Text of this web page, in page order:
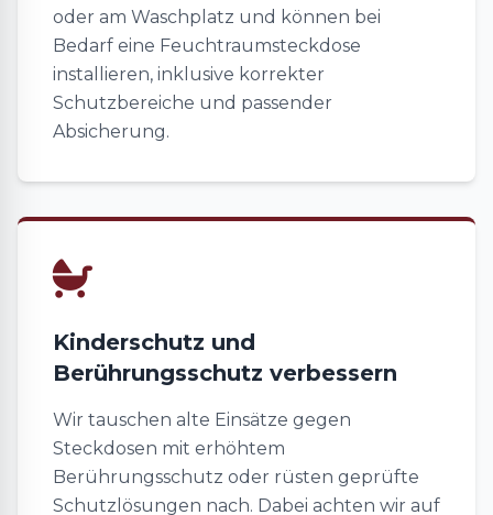
oder am Waschplatz und können bei
Bedarf eine Feuchtraumsteckdose
installieren, inklusive korrekter
Schutzbereiche und passender
Absicherung.
Kinderschutz und
Berührungsschutz verbessern
Wir tauschen alte Einsätze gegen
Steckdosen mit erhöhtem
Berührungsschutz oder rüsten geprüfte
Schutzlösungen nach. Dabei achten wir auf